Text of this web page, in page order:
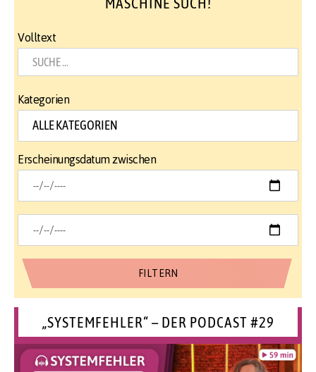
Volltext
Kategorien
Erscheinungsdatum zwischen
„SYSTEMFEHLER“ – DER PODCAST #29